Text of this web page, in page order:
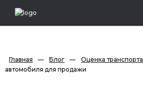
Главная — Блог — Оценка транспорта
автомобиля для продажи